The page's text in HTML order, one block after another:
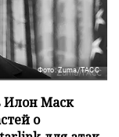
Фото: Zuma/ТАСС
Илон Маск
о